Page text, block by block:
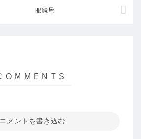
眼鏡屋
コメントを書き込む